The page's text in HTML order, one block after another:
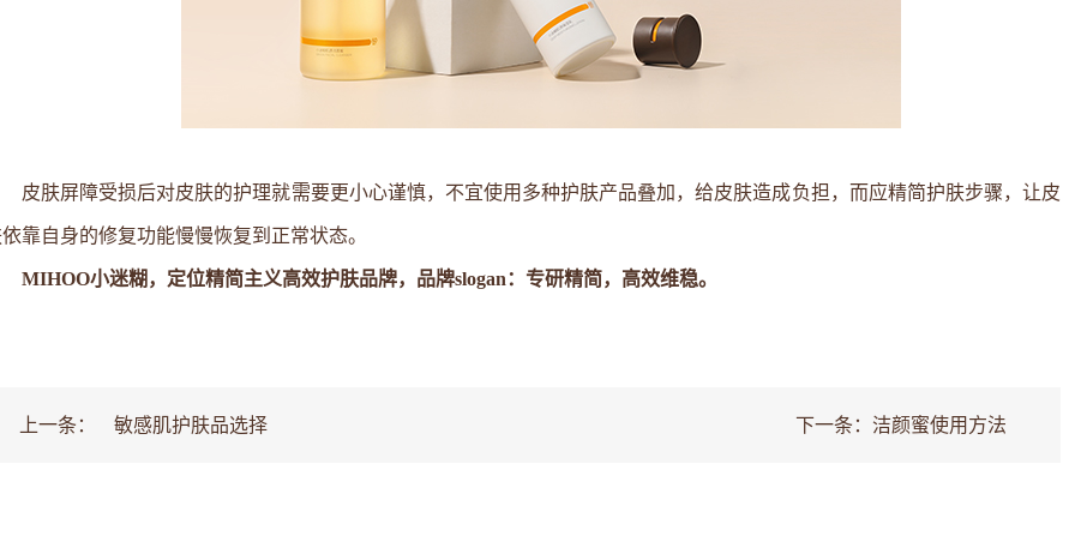
皮肤屏障受损后对皮肤的护理就需要更小心谨慎，不宜使用多种护肤产品叠加，给皮肤造成负担，而应精简护肤步骤，让皮
靠自身的修复功能慢慢恢复到正常状态。
MIHOO小迷糊，定位精简主义高效护肤品牌，品牌slogan：专研精简，高效维稳。
上一条： 敏感肌护肤品选择 下一条： 洁颜蜜使用方法